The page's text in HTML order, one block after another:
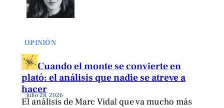
OPINIÓN
Cuando el monte se convierte en
plató: el análisis que nadie se atreve a
hacer
julio 28, 2026
El análisis de Marc Vidal que va mucho más